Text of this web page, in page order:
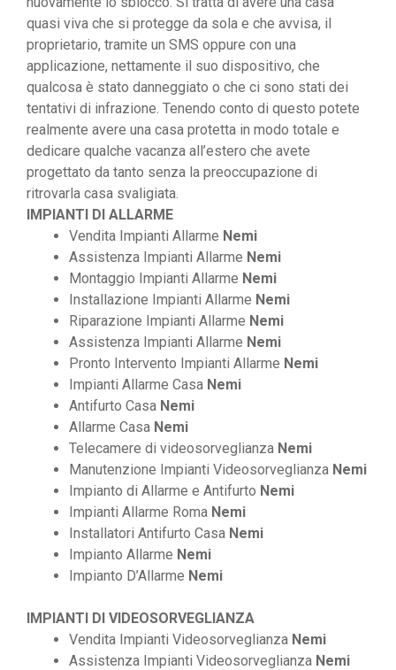
quasi viva che si protegge da sola e che avvisa, il
proprietario, tramite un SMS oppure con una
applicazione, nettamente il suo dispositivo, che
qualcosa è stato danneggiato o che ci sono stati dei
tentativi di infrazione. Tenendo conto di questo potete
realmente avere una casa protetta in modo totale e
dedicare qualche vacanza all’estero che avete
progettato da tanto senza la preoccupazione di
ritrovarla casa svaligiata.
IMPIANTI DI ALLARME
Vendita Impianti Allarme Nemi
Assistenza Impianti Allarme Nemi
Montaggio Impianti Allarme Nemi
Installazione Impianti Allarme Nemi
Riparazione Impianti Allarme Nemi
Assistenza Impianti Allarme Nemi
Pronto Intervento Impianti Allarme Nemi
Impianti Allarme Casa Nemi
Antifurto Casa Nemi
Allarme Casa Nemi
Telecamere di videosorveglianza Nemi
Manutenzione Impianti Videosorveglianza Nemi
Impianto di Allarme e Antifurto Nemi
Impianti Allarme Roma Nemi
Installatori Antifurto Casa Nemi
Impianto Allarme Nemi
Impianto D’Allarme Nemi
IMPIANTI DI VIDEOSORVEGLIANZA
Vendita Impianti Videosorveglianza Nemi
Assistenza Impianti Videosorveglianza Nemi